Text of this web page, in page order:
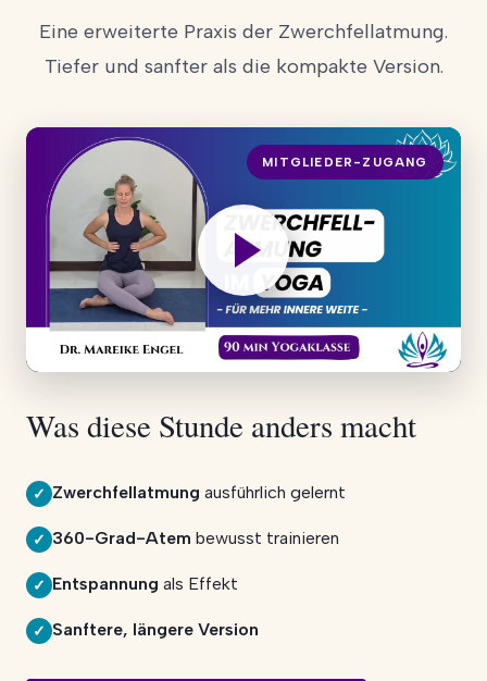
Eine erweiterte Praxis der Zwerchfellatmung.
Tiefer und sanfter als die kompakte Version.
MITGLIEDER-ZUGANG
Was diese Stunde anders macht
✓ Zwerchfellatmung ausführlich gelernt
✓ 360-Grad-Atem bewusst trainieren
✓ Entspannung als Effekt
✓ Sanftere, längere Version